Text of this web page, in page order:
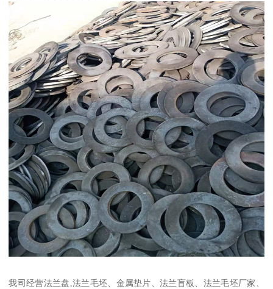
我司经营法兰盘,法兰毛坯、金属垫片、法兰盲板、法兰毛坯厂家、